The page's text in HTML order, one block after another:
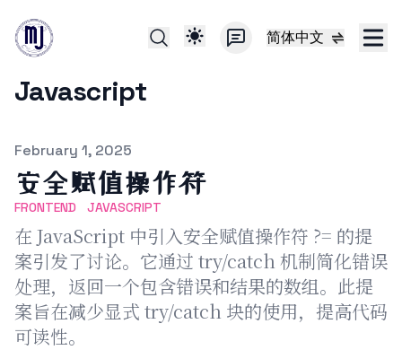
简体中文
Javascript
Published on
February 1, 2025
安全赋值操作符
FRONTEND JAVASCRIPT
在 JavaScript 中引入安全赋值操作符 ?= 的提
案引发了讨论。它通过 try/catch 机制简化错误
处理，返回一个包含错误和结果的数组。此提
案旨在减少显式 try/catch 块的使用，提高代码
可读性。